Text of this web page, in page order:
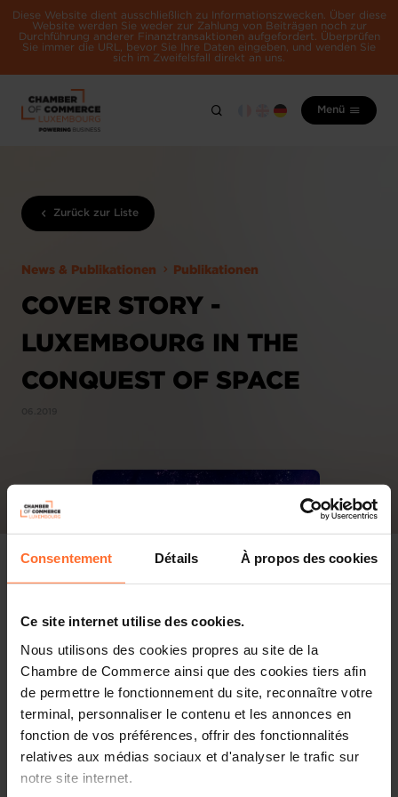
Consentement Détails À propos des cookies
Ce site internet utilise des cookies.
Nous utilisons des cookies propres au site de la
Chambre de Commerce ainsi que des cookies tiers afin
de permettre le fonctionnement du site, reconnaître votre
terminal, personnaliser le contenu et les annonces en
fonction de vos préférences, offrir des fonctionnalités
relatives aux médias sociaux et d'analyser le trafic sur
notre site internet.
Diese Website dient ausschließlich zu Informationszwecken. Über diese
Website werden Sie weder zur Zahlung von Beiträgen noch zur
Durchführung anderer Finanztransaktionen aufgefordert. Überprüfen
Sie immer die URL, bevor Sie Ihre Daten eingeben, und wenden Sie
sich im Zweifelsfall direkt an uns.
Menü
Zurück zur Liste
News & Publikationen Publikationen
COVER STORY -
LUXEMBOURG IN THE
CONQUEST OF SPACE